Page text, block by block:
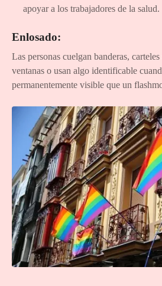
apoyar a los trabajadores de la salud.
Enlosado:
Las personas cuelgan banderas,
ventanas o usan algo identificable
permanentemente visible que un